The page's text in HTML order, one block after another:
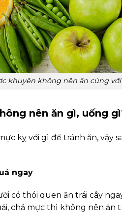
khuyên không nên ăn cùng
nên ăn gì, uống
kỵ với gì để tránh ăn, vậy
ngay
có thói quen ăn trái cây
chả mực thì không nên ăn